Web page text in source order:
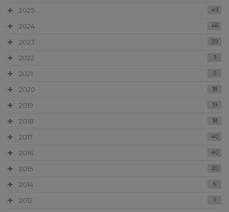
2025 49
2024 46
2023 29
2022 3
2021 5
2020 18
2019 19
2018 18
2017 40
2016 40
2015 20
2014 6
2012 1